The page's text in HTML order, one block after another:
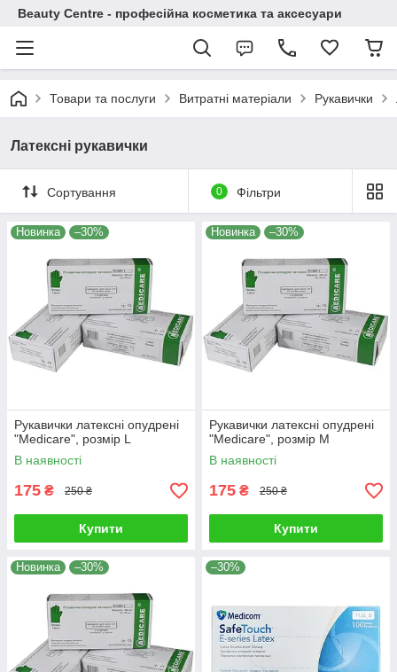
Beauty Centre - професійна косметика та аксесуари
Товари та послуги Витратні матеріали Рукавички
Латексні рукавички
Сортування 0 Фільтри
Новинка –30%
Рукавички латексні опудрені
"Medicare", розмір L
В наявності
175 ₴ 250 ₴
Купити
Новинка –30%
Рукавички латексні опудрені
"Medicare", розмір M
В наявності
175 ₴ 250 ₴
Купити
Новинка –30% –30%